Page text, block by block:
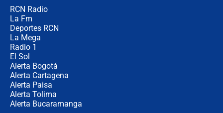
RCN Radio
La Fm
Deportes RCN
La Mega
Radio 1
El Sol
Alerta Bogotá
Alerta Cartagena
Alerta Paisa
Alerta Tolima
Alerta Bucaramanga